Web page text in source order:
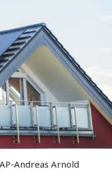
Andreas Arnold